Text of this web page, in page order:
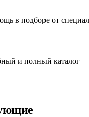
в подборе от
и полный каталог